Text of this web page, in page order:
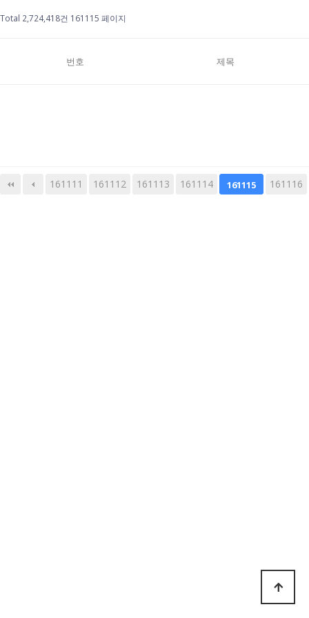
Total 2,724,418건 161115 페이지
번호 제목
161111 161112 161113 161114 161115 161116
다음 맨끝